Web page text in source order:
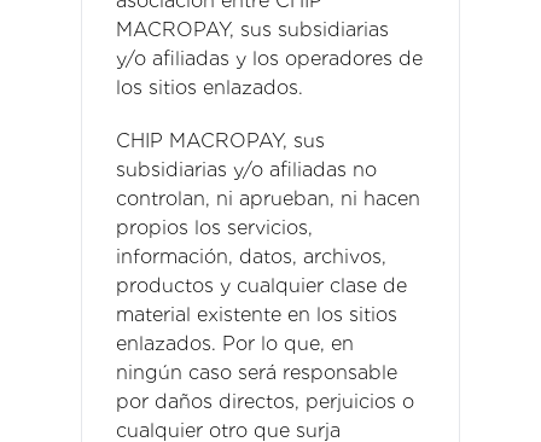
MACROPAY, sus subsidiarias
y/o afiliadas y los operadores de
los sitios enlazados.
CHIP MACROPAY, sus
subsidiarias y/o afiliadas no
controlan, ni aprueban, ni hacen
propios los servicios,
información, datos, archivos,
productos y cualquier clase de
material existente en los sitios
enlazados. Por lo que, en
ningún caso será responsable
por daños directos, perjuicios o
cualquier otro que surja